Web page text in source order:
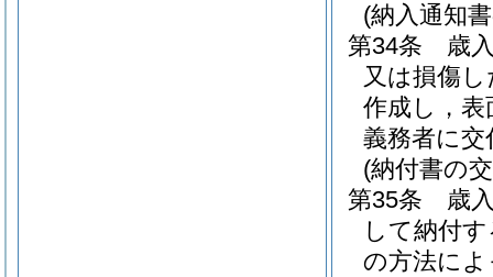
(納入通知
第34条
歳
又は損傷
作成し，
義務者に
(納付書の
第35条
歳
して納付
の方法に